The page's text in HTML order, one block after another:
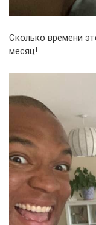
Сколько времени
месяц!